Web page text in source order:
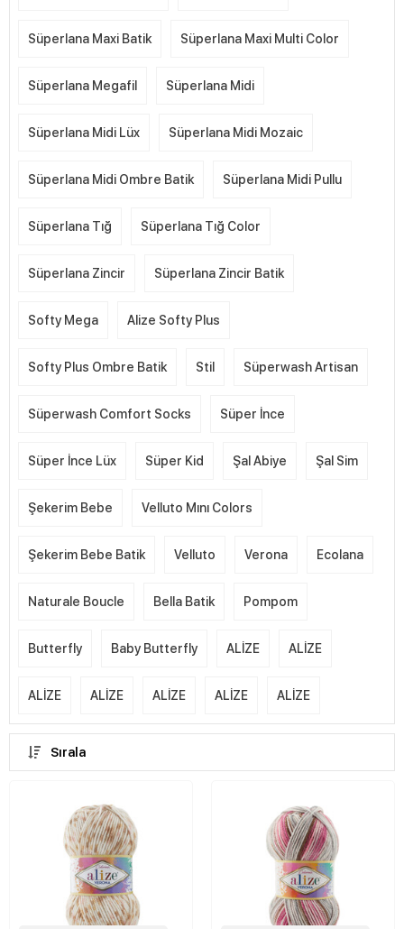
Süperlana Maxi Batik Süperlana Maxi Multi Color
Süperlana Megafil Süperlana Midi
Süperlana Midi Lüx Süperlana Midi Mozaic
Süperlana Midi Ombre Batik Süperlana Midi Pullu
Süperlana Tığ Süperlana Tığ Color
Süperlana Zincir Süperlana Zincir Batik
Softy Mega Alize Softy Plus
Softy Plus Ombre Batik Stil Süperwash Artisan
Süperwash Comfort Socks Süper İnce
Süper İnce Lüx Süper Kid Şal Abiye Şal Sim
Şekerim Bebe Velluto Mını Colors
Şekerim Bebe Batik Velluto Verona Ecolana
Naturale Boucle Bella Batik Pompom
Butterfly Baby Butterfly ALİZE ALİZE
ALİZE ALİZE ALİZE ALİZE ALİZE
Sırala